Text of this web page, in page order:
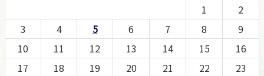
1
2
3
4 5 6 7 8
9
10
11 12 13 14 15
16
17
18 19 20 21 22
23